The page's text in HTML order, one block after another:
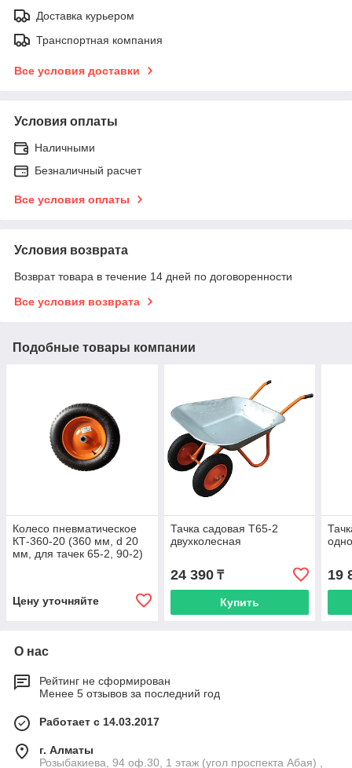
Доставка курьером
Транспортная компания
Все условия доставки
Условия оплаты
Наличными
Безналичный расчет
Все условия оплаты
Условия возврата
Возврат товара в течение 14 дней по договоренности
Все условия возврата
Подобные товары компании
Колесо пневматическое
КТ-360-20 (360 мм, d 20
мм, для тачек 65-2, 90-2)
Цену уточняйте
Тачка садовая Т65-2
двухколесная
24 390₸
Купить
19
О нас
Рейтинг не сформирован
Менее 5 отзывов за последний год
Работает с 14.03.2017
г. Алматы
Розыбакиева, 94 оф.30, 1 этаж (угол проспекта Абая) ,